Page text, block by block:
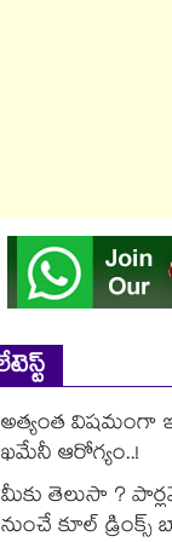
అత్యంత విషమంగా
ఖమేనీ ఆరోగ్యం..!
మీకు తెలుసా ?
నుంచే కూల్ డ్రింక్స్